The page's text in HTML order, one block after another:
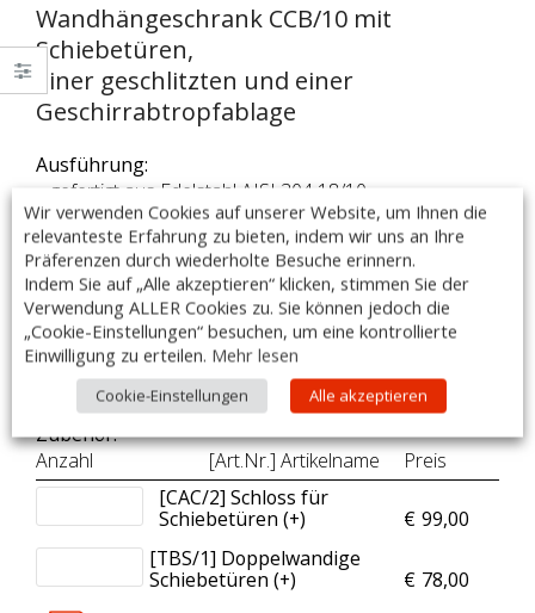
Wandhängeschrank CCB/10 mit
Schiebetüren,
einer geschlitzten und einer
Geschirrabtropfablage
Ausführung:
– gefertigt aus Edelstahl AISI 304 18/10
– geschliffen, Scotch Brite.
– Boden und Zwischenbord mit Gitter
– inklusive Wandhalterung
– Maße: 1000x400x660mm
– Made in Italy
DIESER ARTIKEL IST AUCH MIT SONDERMAßEN
LIEFERBAR!
Zubehör:
Anzahl
[Art.Nr.] Artikelname
Preis
[CAC/2] Schloss für
Schiebetüren (+
€ 99,00
)
[TBS/1] Doppelwandige
Schiebetüren (+
€ 78,00
)
Wir verwenden Cookies auf unserer Website, um Ihnen die
relevanteste Erfahrung zu bieten, indem wir uns an Ihre
Präferenzen durch wiederholte Besuche erinnern.
Indem Sie auf „Alle akzeptieren“ klicken, stimmen Sie der
Verwendung ALLER Cookies zu. Sie können jedoch die
„Cookie-Einstellungen“ besuchen, um eine kontrollierte
Einwilligung zu erteilen. Mehr lesen
Cookie-Einstellungen Alle akzeptieren